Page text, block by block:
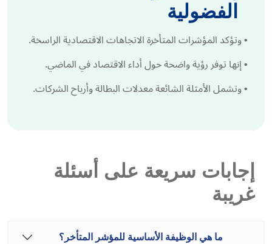
الفضولية
•وتؤكد المؤشرات المتأخرة الاتجاهات الاقتصادية الراسخة.
•إنها توفر رؤية واضحة حول أداء الاقتصاد في الماضي.
•وتشمل الأمثلة الشائعة معدلات البطالة وأرباح الشركات.
إجابات سريعة على أسئلة
غريبة
ما هي الوظيفة الأساسية للمؤشر المتأخر؟